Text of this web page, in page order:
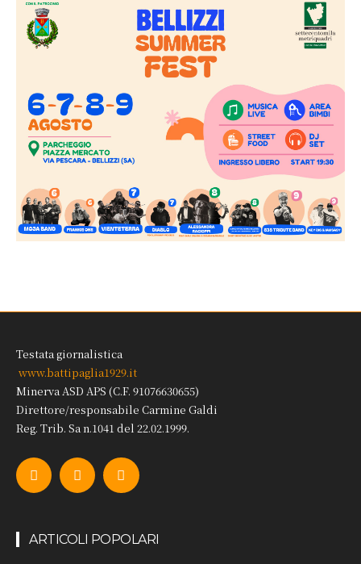
Testata giornalistica
www.battipaglia1929.it
Minerva ASD APS (C.F. 91076630655)
Direttore/responsabile Carmine Galdi
Reg. Trib. Sa n.1041 del 22.02.1999.
ARTICOLI POPOLARI